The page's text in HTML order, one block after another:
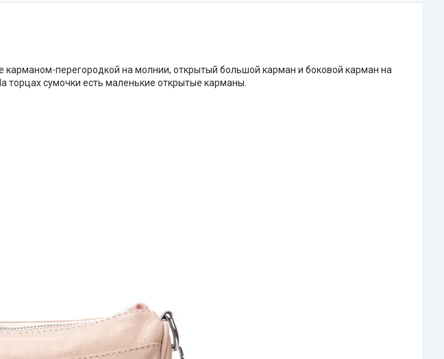
перегородкой на молнии, открытый большой карман и боковой карман на
сумочки есть маленькие открытые карманы.